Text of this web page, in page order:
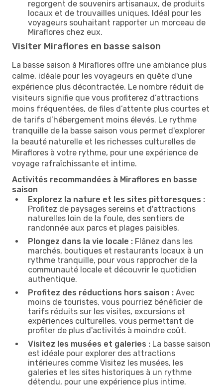
regorgent de souvenirs artisanaux, de produits
locaux et de trouvailles uniques. Idéal pour les
voyageurs souhaitant rapporter un morceau de
Miraflores chez eux.
Visiter Miraflores en basse saison
La basse saison à Miraflores offre une ambiance plus
calme, idéale pour les voyageurs en quête d'une
expérience plus décontractée. Le nombre réduit de
visiteurs signifie que vous profiterez d’attractions
moins fréquentées, de files d’attente plus courtes et
de tarifs d’hébergement moins élevés. Le rythme
tranquille de la basse saison vous permet d'explorer
la beauté naturelle et les richesses culturelles de
Miraflores à votre rythme, pour une expérience de
voyage rafraîchissante et intime.
Activités recommandées à Miraflores en basse
saison
Explorez la nature et les sites pittoresques :
Profitez de paysages sereins et d'attractions
naturelles loin de la foule, des sentiers de
randonnée aux parcs et plages paisibles.
Plongez dans la vie locale : Flânez dans les
marchés, boutiques et restaurants locaux à un
rythme tranquille, pour vous rapprocher de la
communauté locale et découvrir le quotidien
authentique.
Profitez des réductions hors saison : Avec
moins de touristes, vous pourriez bénéficier de
tarifs réduits sur les visites, excursions et
expériences culturelles, vous permettant de
profiter de plus d'activités à moindre coût.
Visitez les musées et galeries : La basse saison
est idéale pour explorer des attractions
intérieures comme Visitez les musées, les
galeries et les sites historiques à un rythme
détendu, pour une expérience plus intime.